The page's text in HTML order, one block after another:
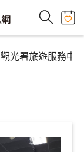
觀光署旅遊服務中